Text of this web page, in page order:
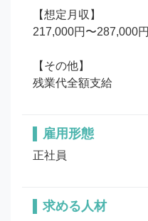
【想定月収】
217,000円〜287,000円
【その他】
残業代全額支給
雇用形態
正社員
求める人材